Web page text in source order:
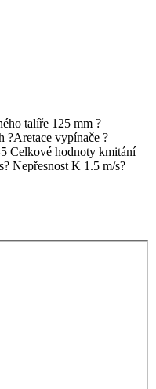
talíře 125 mm ?
?Aretace vypínače ?
Celkové hodnoty kmitání
Nepřesnost K 1.5 m/s?